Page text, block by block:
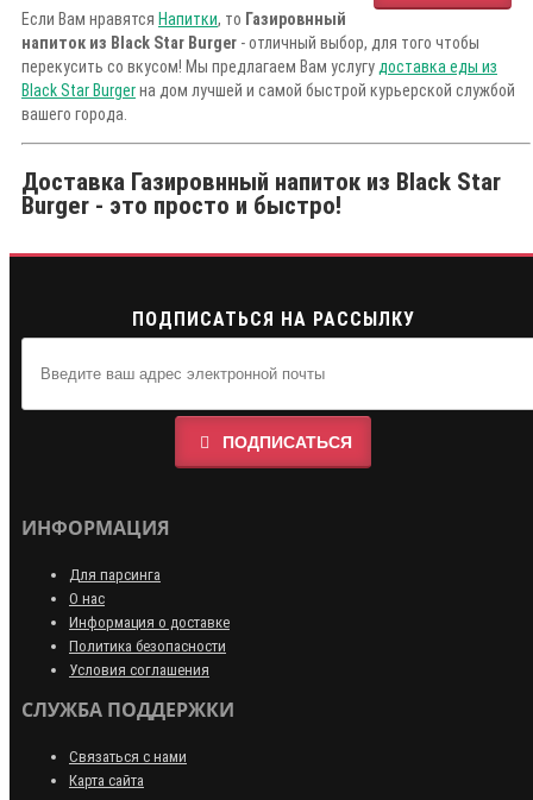
Если Вам нравятся Напитки, то Газировнный
напиток из Black Star Burger - отличный выбор, для того чтобы
перекусить со вкусом! Мы предлагаем Вам услугу доставка еды из
Black Star Burgerна дом лучшей и самой быстрой курьерской службой
вашего города.
Доставка Газировнный напиток из Black Star
Burger - это просто и быстро!
ПОДПИСАТЬСЯ НА РАССЫЛКУ
ПОДПИСАТЬСЯ
ИНФОРМАЦИЯ
Для парсинга
О нас
Информация о доставке
Политика безопасности
Условия соглашения
СЛУЖБА ПОДДЕРЖКИ
Связаться с нами
Карта сайта